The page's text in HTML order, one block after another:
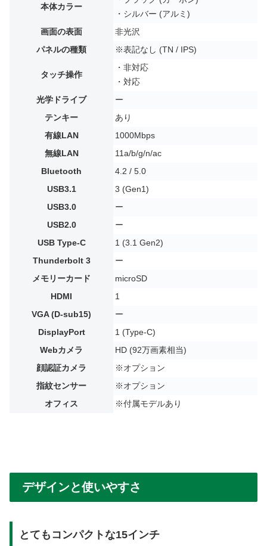
本体カラー
・シルバー (アルミ)
画面の表面
非光沢
パネルの種類
※表記なし (TN / IPS)
タッチ操作
・非対応
・対応
光学ドライブ
ー
テンキー
あり
有線LAN
1000Mbps
無線LAN
11a/b/g/n/ac
Bluetooth
4.2 / 5.0
USB3.1
3 (Gen1)
USB3.0
ー
USB2.0
ー
USB Type-C
1 (3.1 Gen2)
Thunderbolt 3
ー
メモリーカード
microSD
HDMI
1
VGA (D-sub15)
ー
DisplayPort
1 (Type-C)
Webカメラ
HD (92万画素相当)
顔認証カメラ
※オプション
指紋センサー
※オプション
オフィス
※付属モデルあり
デザインと使いやすさ
とてもコンパクトな15インチ